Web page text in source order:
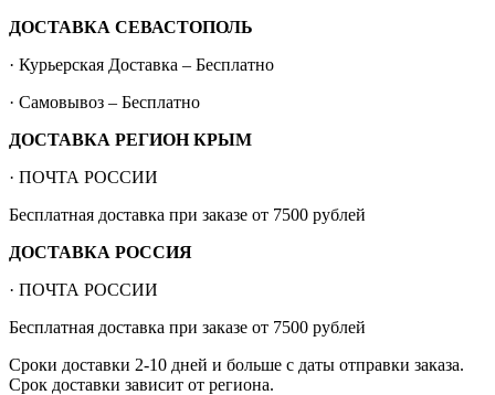
ДОСТАВКА СЕВАСТОПОЛЬ
· Курьерская Доставка – Бесплатно
· Самовывоз – Бесплатно
ДОСТАВКА РЕГИОН КРЫМ
· ПОЧТА РОССИИ
Бесплатная доставка при заказе от 7500 рублей
ДОСТАВКА РОССИЯ
· ПОЧТА РОССИИ
Бесплатная доставка при заказе от 7500 рублей
Сроки доставки 2-10 дней и больше с даты отправки заказа.
Срок доставки зависит от региона.